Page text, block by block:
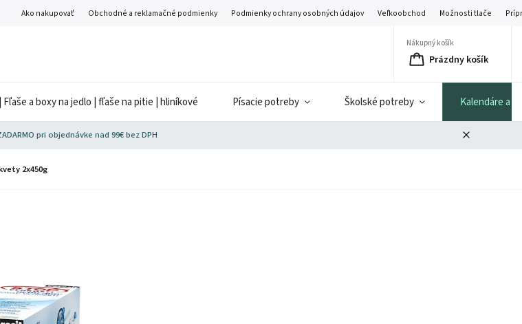
Ako nakupovať Obchodné a reklamačné podmienky Podmienky ochrany osobných údajov Veľkoobchod Možnosti tlače
Nákupný košík
Prázdny košík
Fľaše a boxy na jedlo | fľaše na pitie | hliníkové Písacie potreby Školské potreby Kalendáre a
pri objednávke nad 99€ bez DPH
2x450g